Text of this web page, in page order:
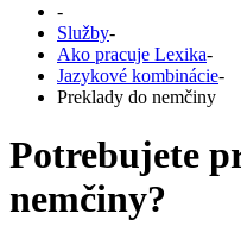
-
Služby-
Ako pracuje Lexika-
Jazykové kombinácie-
Preklady do nemčiny
Potrebujete
nemčiny?